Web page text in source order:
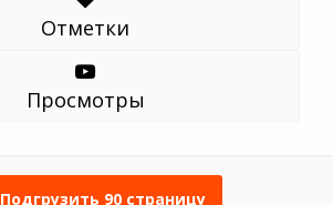
Отметки
Просмотры
Подгрузить 90 страницу